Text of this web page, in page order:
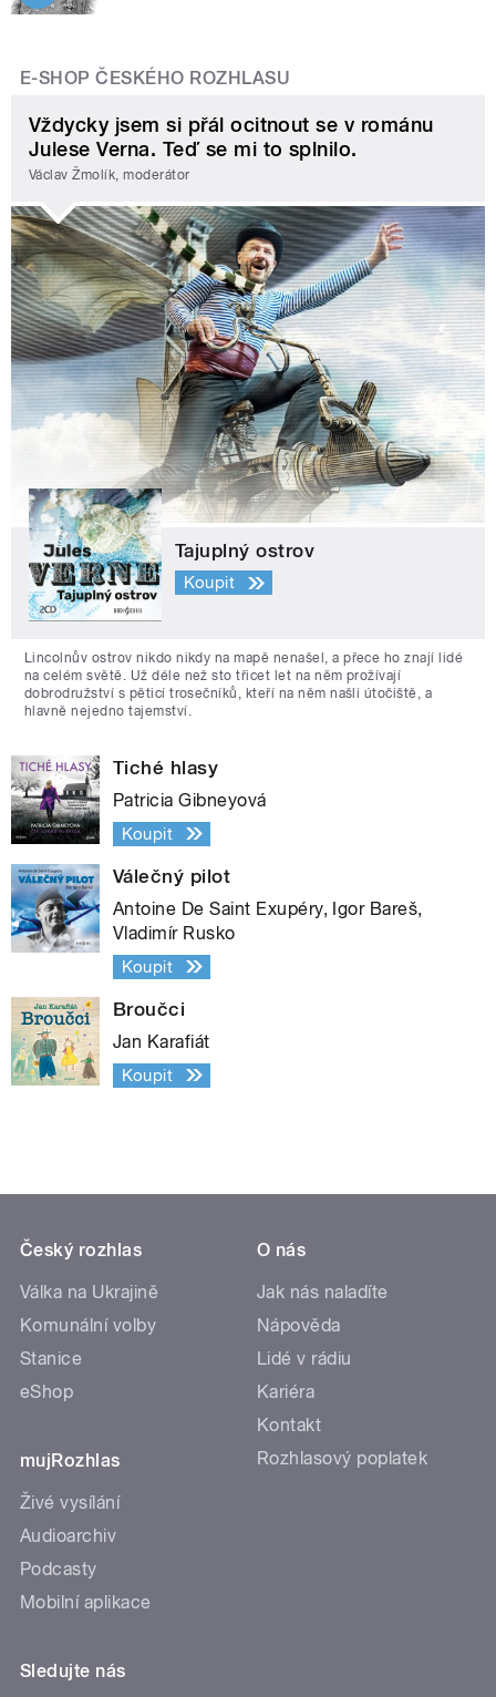
E-SHOP ČESKÉHO ROZHLASU
Vždycky jsem si přál ocitnout se v románu
Julese Verna. Teď se mi to splnilo.
Václav Žmolík, moderátor
Tajuplný ostrov
Koupit
Lincolnův ostrov nikdo nikdy na mapě nenašel, a přece ho znají lidé
na celém světě. Už déle než sto třicet let na něm prožívají
dobrodružství s pěticí trosečníků, kteří na něm našli útočiště, a
hlavně nejedno tajemství.
Tiché hlasy
Patricia Gibneyová
Koupit
Válečný pilot
Antoine De Saint Exupéry, Igor Bareš,
Vladimír Rusko
Koupit
Broučci
Jan Karafiát
Koupit
Český rozhlas
Válka na Ukrajině
Komunální volby
Stanice
eShop
mujRozhlas
Živé vysílání
Audioarchiv
Podcasty
Mobilní aplikace
O nás
Jak nás naladíte
Nápověda
Lidé v rádiu
Kariéra
Kontakt
Rozhlasový poplatek
Sledujte nás